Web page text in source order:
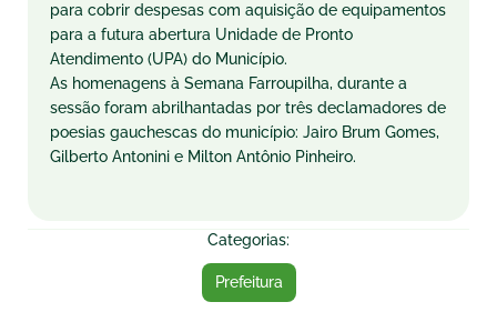
para cobrir despesas com aquisição de equipamentos
para a futura abertura Unidade de Pronto
Atendimento (UPA) do Município.
As homenagens à Semana Farroupilha, durante a
sessão foram abrilhantadas por três declamadores de
poesias gauchescas do município: Jairo Brum Gomes,
Gilberto Antonini e Milton Antônio Pinheiro.
Categorias:
Prefeitura